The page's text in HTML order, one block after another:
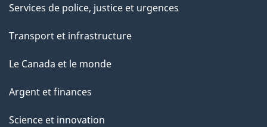
Services de police, justice et urgences
Transport et infrastructure
Le Canada et le monde
Argent et finances
Science et innovation